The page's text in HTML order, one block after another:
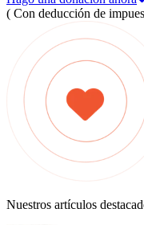
( Con deducción de
Nuestros artículos